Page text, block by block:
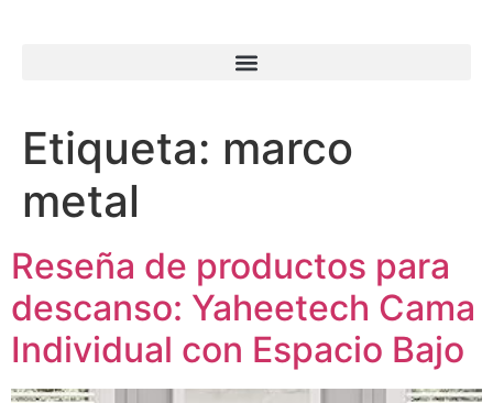
Etiqueta: marco
metal
Reseña de productos para
descanso: Yaheetech Cama
Individual con Espacio Bajo